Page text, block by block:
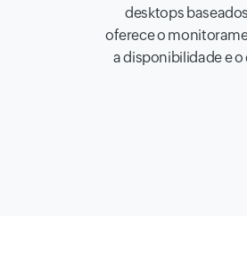
desktops
oferece o
a disponibilidade e